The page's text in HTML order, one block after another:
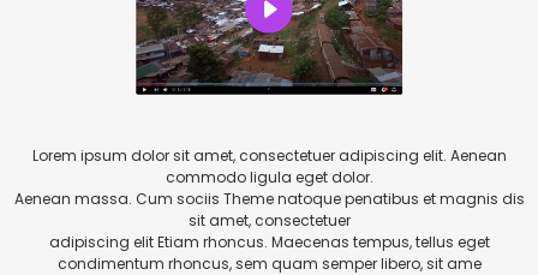
Lorem ipsum dolor sit amet, consectetuer adipiscing elit. Aenean
commodo ligula eget dolor.
Aenean massa. Cum sociis Theme natoque penatibus et magnis dis
sit amet, consectetuer
adipiscing elit Etiam rhoncus. Maecenas tempus, tellus eget
condimentum rhoncus, sem quam semper libero, sit ame